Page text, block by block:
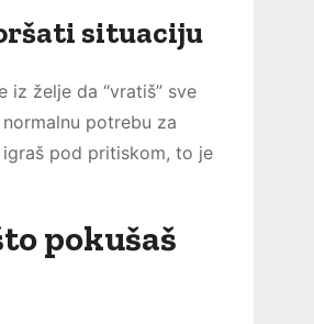
situaciju
želje da “vratiš” sve
potrebu za
pod pritiskom, to je
pokušaš